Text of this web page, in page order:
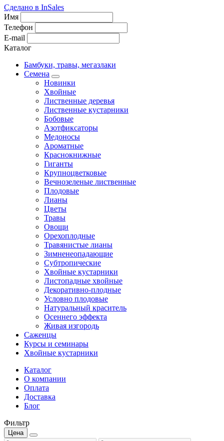
Сделано в InSales
Имя
Телефон
E-mail
Каталог
Бамбуки, травы, мегазлаки
Семена
Новинки
Хвойные
Лиственные деревья
Лиственные кустарники
Бобовые
Азотфиксаторы
Медоносы
Ароматные
Краснокнижные
Гиганты
Крупноцветковые
Вечнозеленые лиственные
Плодовые
Лианы
Цветы
Травы
Овощи
Орехоплодные
Травянистые лианы
Зимненеопадающие
Субтропические
Хвойные кустарники
Листопадные хвойные
Декоративно-плодные
Условно плодовые
Натуральный краситель
Осеннего эффекта
Живая изгородь
Саженцы
Курсы и семинары
Хвойные кустарники
Каталог
О компании
Оплата
Доставка
Блог
Фильтр
Цена